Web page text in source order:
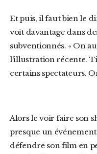
Et puis, il faut bien le dire, ces dernières années, on le
voit davantage dans
subventionnés. « On
l’illustration récente.
certains spectateurs.
Alors le voir faire son show à Draguignan, c’est
presque un
défendre son film en